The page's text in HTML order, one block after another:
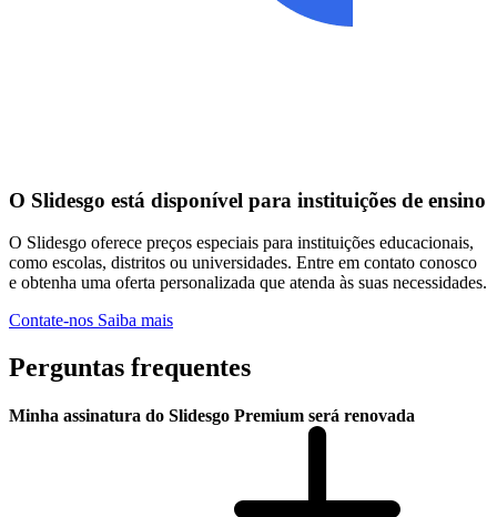
O Slidesgo está disponível para instituições de ensino
O Slidesgo oferece preços especiais para instituições educacionais,
como escolas, distritos ou universidades. Entre em contato conosco
e obtenha uma oferta personalizada que atenda às suas necessidades.
Contate-nos Saiba mais
Perguntas frequentes
Minha assinatura do Slidesgo Premium será renovada